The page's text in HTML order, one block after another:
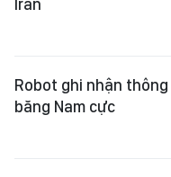
Iran
Robot ghi nhận
băng Nam cực